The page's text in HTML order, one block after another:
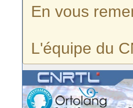
En vous
L'équipe du